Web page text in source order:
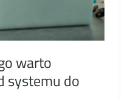
warto
systemu do